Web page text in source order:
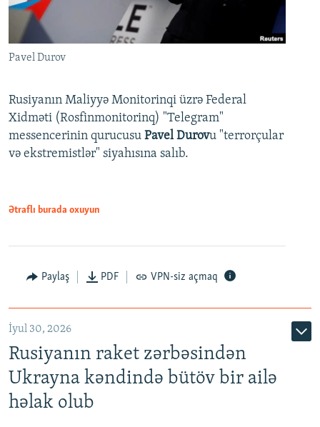
Pavel Durov
Rusiyanın Maliyyə Monitorinqi üzrə Federal
Xidməti (Rosfinmonitorinq) "Telegram"
messencerinin qurucusu Pavel Durovu "terrorçular
və ekstremistlər" siyahısına salıb.
Ətraflı burada oxuyun
Paylaş PDF VPN-siz açmaq
İyul 30, 2026
Rusiyanın raket zərbəsindən
Ukrayna kəndində bütöv bir ailə
həlak olub